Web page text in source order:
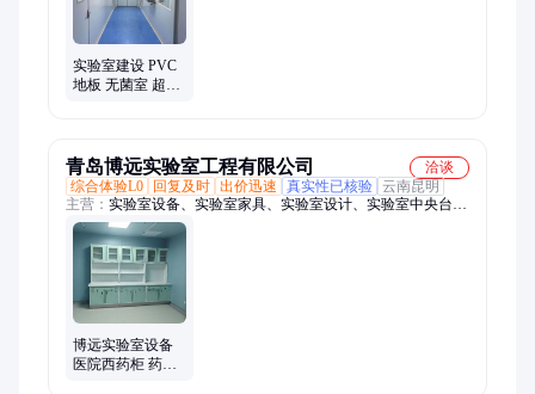
实验室建设 PVC
地板 无菌室 超净
青岛博远实验室工程有限公司
洽谈
综合体验L0
回复及时 出价迅速 真实性已核验 云南昆明
主营： 实验室设备、实验室家具、实验室设计、实验室中央台、
通风柜
博远实验室设备
医院西药柜 药房